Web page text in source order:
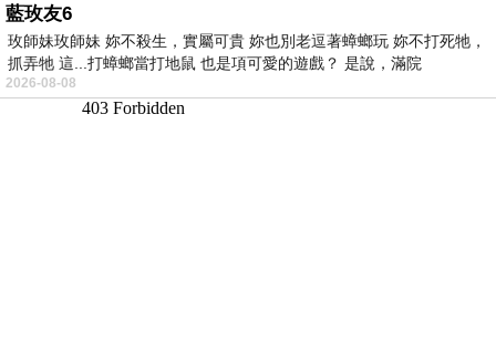
藍玫友6
玫師妹玫師妹 妳不殺生，實屬可貴 妳也別老逗著蟑螂玩 妳不打死牠，
抓弄牠 這...打蟑螂當打地鼠 也是項可愛的遊戲？ 是說，滿院
2026-08-08